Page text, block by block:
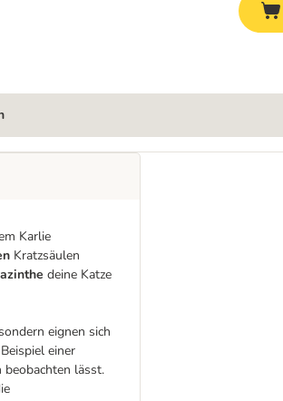
Karlie
Kratzsäulen
deine Katze
eignen sich
einer
beobachten lässt.